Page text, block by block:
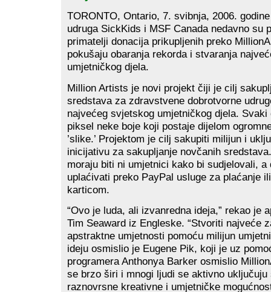
TORONTO, Ontario, 7. svibnja, 2006.
udruga SickKids i MSF Canada nedavno su
primatelji donacija prikupljenih preko
pokušaju obaranja rekorda i stvaranja
umjetničkog djela.
Million Artists je novi projekt čiji je cilj
sredstava za zdravstvene dobrotvorne
najvećeg svjetskog umjetničkog djela. Svaki
piksel neke boje koji postaje dijelom
’slike.’ Projektom je cilj sakupiti milijun i
inicijativu za sakupljanje novčanih
moraju biti ni umjetnici kako bi sudjelovali, a
uplaćivati preko PayPal usluge za plaćanje
karticom.
“Ovo je luda, ali izvanredna ideja,” rekao je
Tim Seaward iz Engleske. “Stvoriti najveće
apstraktne umjetnosti pomoću milijun
ideju osmislio je Eugene Pik, koji je uz
programera Anthonya Barker osmislio
se brzo širi i mnogi ljudi se aktivno uključuju
raznovrsne kreativne i umjetničke